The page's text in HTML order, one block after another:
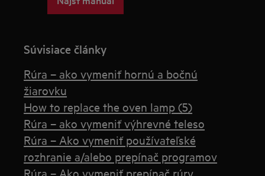
Súvisiace články
Rúra – ako vymeniť hornú a bočnú
žiarovku
How to replace the oven lamp (5)
Rúra – ako vymeniť výhrevné teleso
Rúra – Ako vymeniť používateľské
rozhranie a/alebo prepínač programov
Rúra – Ako vymeniť prepínač rúry